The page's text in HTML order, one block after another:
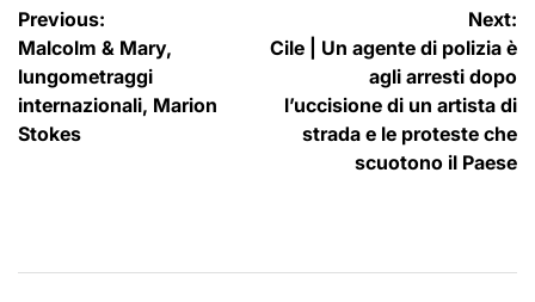
Navigazione
articoli
Previous:
Malcolm & Mary,
lungometraggi
internazionali, Marion
Stokes
Next:
Cile | Un agente di polizia è
agli arresti dopo
l’uccisione di un artista di
strada e le proteste che
scuotono il Paese